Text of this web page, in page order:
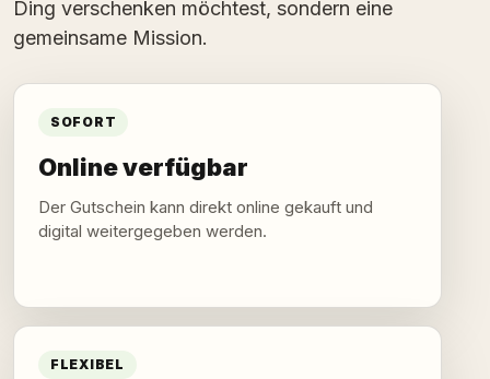
Ding verschenken möchtest, sondern eine
gemeinsame Mission.
SOFORT
Online verfügbar
Der Gutschein kann direkt online gekauft und
digital weitergegeben werden.
FLEXIBEL